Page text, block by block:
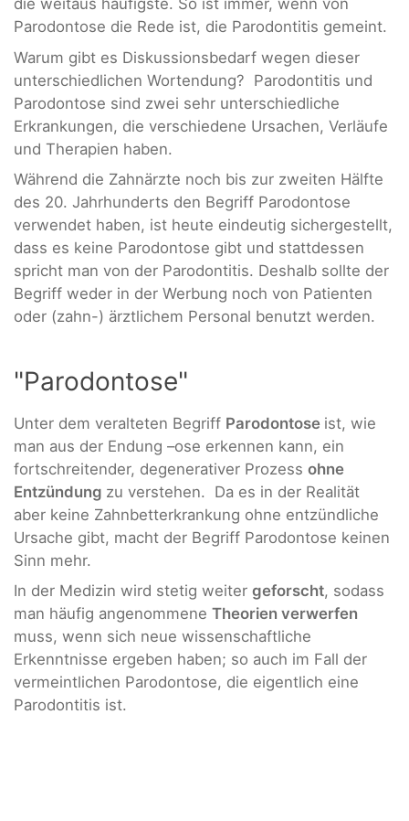
die weitaus häufigste. So ist immer, wenn von
Parodontose die Rede ist, die Parodontitis gemeint.
Warum gibt es Diskussionsbedarf wegen dieser
unterschiedlichen Wortendung? Parodontitis und
Parodontose sind zwei sehr unterschiedliche
Erkrankungen, die verschiedene Ursachen, Verläufe
und Therapien haben.
Während die Zahnärzte noch bis zur zweiten Hälfte
des 20. Jahrhunderts den Begriff Parodontose
verwendet haben, ist heute eindeutig sichergestellt,
dass es keine Parodontose gibt und stattdessen
spricht man von der Parodontitis. Deshalb sollte der
Begriff weder in der Werbung noch von Patienten
oder (zahn-) ärztlichem Personal benutzt werden.
"Parodontose"
Unter dem veralteten Begriff Parodontose ist, wie
man aus der Endung –ose erkennen kann, ein
fortschreitender, degenerativer Prozess ohne
Entzündung zu verstehen. Da es in der Realität
aber keine Zahnbetterkrankung ohne entzündliche
Ursache gibt, macht der Begriff Parodontose keinen
Sinn mehr.
In der Medizin wird stetig weiter geforscht, sodass
man häufig angenommene Theorien verwerfen
muss, wenn sich neue wissenschaftliche
Erkenntnisse ergeben haben; so auch im Fall der
vermeintlichen Parodontose, die eigentlich eine
Parodontitis ist.